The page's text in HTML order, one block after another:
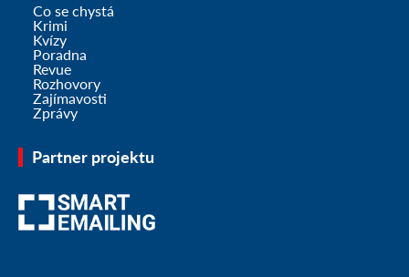
Co se chystá
Krimi
Kvízy
Poradna
Revue
Rozhovory
Zajímavosti
Zprávy
Partner projektu